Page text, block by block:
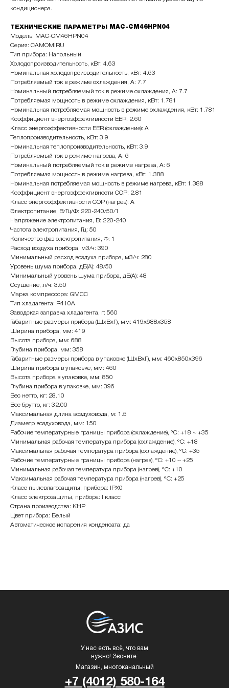
кондиционера.
ТЕХНИЧЕСКИЕ ПАРАМЕТРЫ MAC-CM46HPN04
Модель: MAC-CM46HPN04
Серия: CAMOMIRU
Тип прибора: Напольный
Холодопроизводительность, кВт: 4.63
Номинальная холодопроизводительность, кВт: 4.63
Потребляемый ток в режиме охлаждения, А: 7.7
Номинальный потребляемый ток в режиме охлаждения, A: 7.7
Потребляемая мощность в режиме охлаждения, кВт: 1.781
Номинальная потребляемая мощность в режиме охлаждения, кВт: 1.781
Коэффициент энергоэффективности EER: 2.60
Класс энергоэффективности EER (охлаждение): A
Теплопроизводительность, кВт: 3.9
Номинальная теплопроизводительность, кВт: 3.9
Потребляемый ток в режиме нагрева, A: 6
Номинальный потребляемый ток в режиме нагрева, A: 6
Потребляемая мощность в режиме нагрева, кВт: 1.388
Номинальная потребляемая мощность в режиме нагрева, кВт: 1.388
Коэффициент энергоэффективности COP: 2.81
Класс энергоэффективности COP (нагрев): A
Электропитание, В/Гц/Ф: 220-240/50/1
Напряжение электропитания, В: 220-240
Частота электропитания, Гц: 50
Количество фаз электропитания, Ф: 1
Расход воздуха прибора, м3/ч: 390
Минимальный расход воздуха прибора, м3/ч: 280
Уровень шума прибора, дБ(А): 48/50
Минимальный уровень шума прибора, дБ(А): 48
Осушение, л/ч: 3.50
Марка компрессора: GMCC
Тип хладагента: R410A
Заводская заправка хладагента, г: 560
Габаритные размеры прибора (ШхВхГ), мм: 419x688x358
Ширина прибора, мм: 419
Высота прибора, мм: 688
Глубина прибора, мм: 358
Габаритные размеры прибора в упаковке (ШхВхГ), мм: 460x850x396
Ширина прибора в упаковке, мм: 460
Высота прибора в упаковке, мм: 850
Глубина прибора в упаковке, мм: 396
Вес нетто, кг: 28.10
Вес брутто, кг: 32.00
Максимальная длина воздуховода, м: 1.5
Диаметр воздуховода, мм: 150
Рабочие температурные границы прибора (охлаждение), °C: +18 ~ +35
Минимальная рабочая температура прибора (охлаждение), °C: +18
Максимальная рабочая температура прибора (охлаждение), °C: +35
Рабочие температурные границы прибора (нагрев), °C: +10 ~ +25
Минимальная рабочая температура прибора (нагрев), °C: +10
Максимальная рабочая температура прибора (нагрев), °C: +25
Класс пылевлагозащиты, прибора: IPX0
Класс электрозащиты, прибора: I класс
Страна производства: КНР
Цвет прибора: Белый
Автоматическое испарения конденсата: да
У нас есть всё, что вам
нужно! Звоните:
Магазин, многоканальный
+7 (4012) 580-164